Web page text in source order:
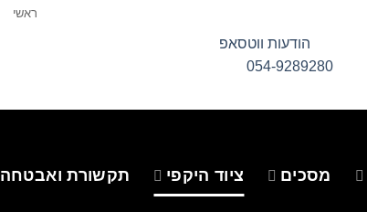
ראשי
הודעות ווטסאפ
054-9289280
מסכים ציוד היקפי תקשורת ואבטחה